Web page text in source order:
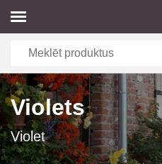
Violets
Violet